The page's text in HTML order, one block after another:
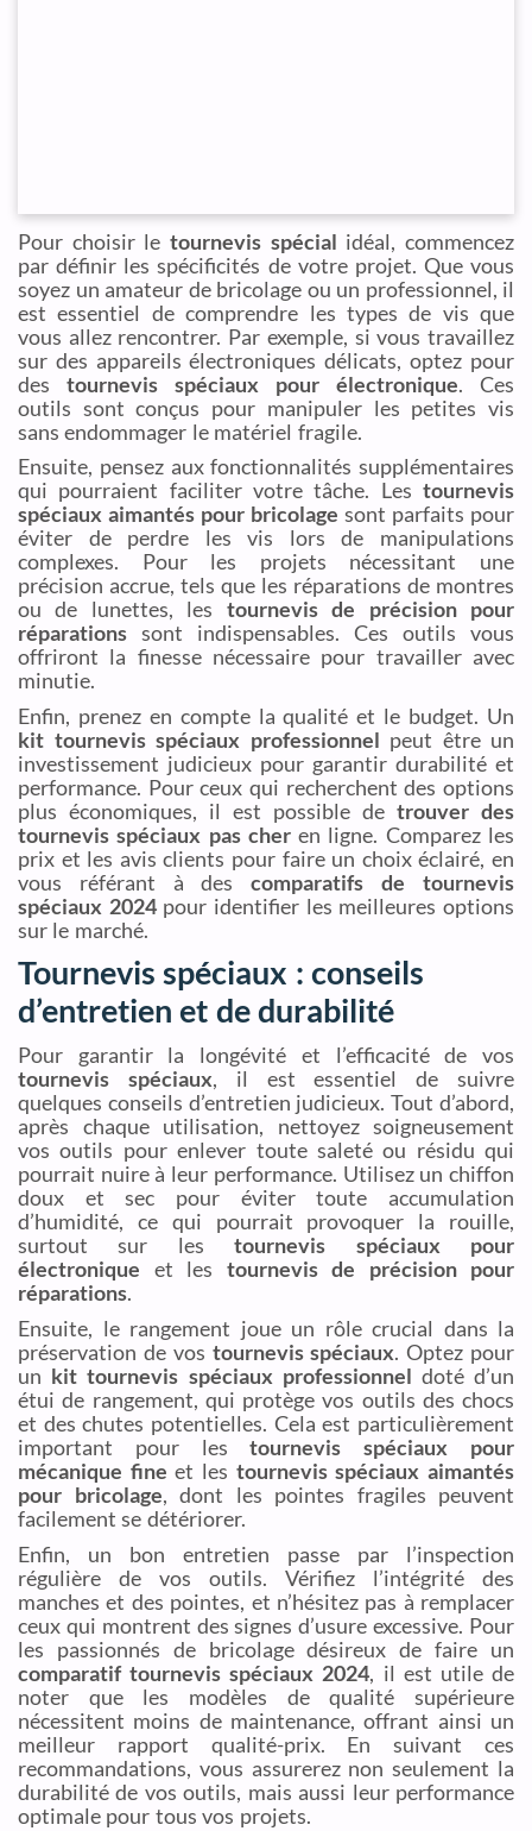
Pour choisir le tournevis spécial idéal, commencez
par définir les spécificités de votre projet. Que vous
soyez un amateur de bricolage ou un professionnel, il
est essentiel de comprendre les types de vis que
vous allez rencontrer. Par exemple, si vous travaillez
sur des appareils électroniques délicats, optez pour
des tournevis spéciaux pour électronique. Ces
outils sont conçus pour manipuler les petites vis
sans endommager le matériel fragile.
Ensuite, pensez aux fonctionnalités supplémentaires
qui pourraient faciliter votre tâche. Les tournevis
spéciaux aimantés pour bricolage sont parfaits pour
éviter de perdre les vis lors de manipulations
complexes. Pour les projets nécessitant une
précision accrue, tels que les réparations de montres
ou de lunettes, les tournevis de précision pour
réparations sont indispensables. Ces outils vous
offriront la finesse nécessaire pour travailler avec
minutie.
Enfin, prenez en compte la qualité et le budget. Un
kit tournevis spéciaux professionnel peut être un
investissement judicieux pour garantir durabilité et
performance. Pour ceux qui recherchent des options
plus économiques, il est possible de trouver des
tournevis spéciaux pas cheren ligne. Comparez les
prix et les avis clients pour faire un choix éclairé, en
vous référant à descomparatifs de tournevis
spéciaux 2024pour identifier les meilleures options
sur le marché.
Tournevis spéciaux : conseils
d’entretien et de durabilité
Pour garantir la longévité et l’efficacité de vos
tournevis spéciaux, il est essentiel de suivre
quelques conseils d’entretien judicieux. Tout d’abord,
après chaque utilisation, nettoyez soigneusement
vos outils pour enlever toute saleté ou résidu qui
pourrait nuire à leur performance. Utilisez un chiffon
doux et sec pour éviter toute accumulation
d’humidité, ce qui pourrait provoquer la rouille,
surtout sur lestournevis spéciaux pour
électronique et les tournevis de précision pour
réparations.
Ensuite, le rangement joue un rôle crucial dans la
préservation de vos tournevis spéciaux. Optez pour
un kit tournevis spéciaux professionnel doté d’un
étui de rangement, qui protège vos outils des chocs
et des chutes potentielles. Cela est particulièrement
important pour lestournevis spéciaux pour
mécanique fine et les tournevis spéciaux aimantés
pour bricolage, dont les pointes fragiles peuvent
facilement se détériorer.
Enfin, un bon entretien passe par l’inspection
régulière de vos outils. Vérifiez l’intégrité des
manches et des pointes, et n’hésitez pas à remplacer
ceux qui montrent des signes d’usure excessive. Pour
les passionnés de bricolage désireux de faire un
comparatif tournevis spéciaux 2024, il est utile de
noter que les modèles de qualité supérieure
nécessitent moins de maintenance, offrant ainsi un
meilleur rapport qualité-prix. En suivant ces
recommandations, vous assurerez non seulement la
durabilité de vos outils, mais aussi leur performance
optimale pour tous vos projets.